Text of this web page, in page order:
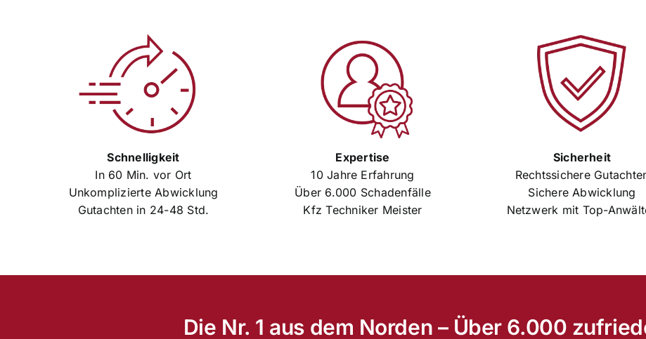
Schnelligkeit
In 60 Min. vor Ort
Unkomplizierte Abwicklung
Gutachten in 24-48 Std.
Expertise
10 Jahre Erfahrung
Über 6.000 Schadenfälle
Kfz Techniker Meister
Sicherheit
Rechtssichere
Sichere Abwicklung
Netzwerk mit Top-
Die Nr. 1 aus dem Norden – Über 6.000